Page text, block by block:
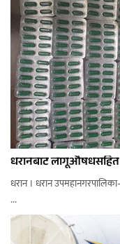
धरानबाट लागूऔषधसहित
धरान । धरान
...